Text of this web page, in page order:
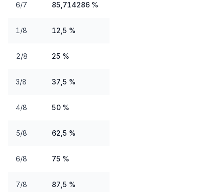
6/7 85,714286 %
1/8 12,5 %
2/8 25 %
3/8 37,5 %
4/8 50 %
5/8 62,5 %
6/8 75 %
7/8 87,5 %